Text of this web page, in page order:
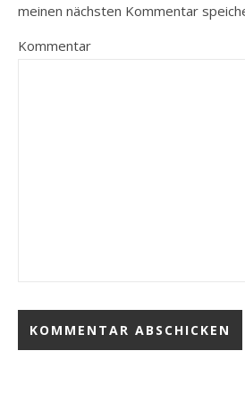
meinen nächsten Kommentar
Kommentar